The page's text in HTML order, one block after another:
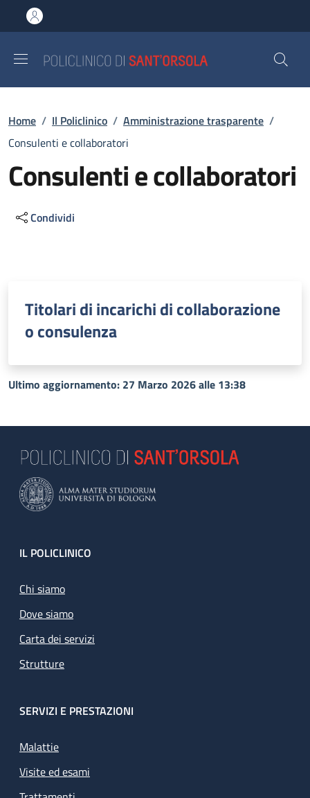
al contenuto principale
to footer content
Briciole di pane
Home / Il Policlinico / Amministrazione trasparente /
Consulenti e collaboratori
Consulenti e collaboratori
Condividi
Titolari di incarichi di collaborazione
o consulenza
Ultimo aggiornamento: 27 Marzo 2026 alle 13:38
Footer
IL POLICLINICO
Chi siamo
Dove siamo
Carta dei servizi
Strutture
SERVIZI E PRESTAZIONI
Malattie
Visite ed esami